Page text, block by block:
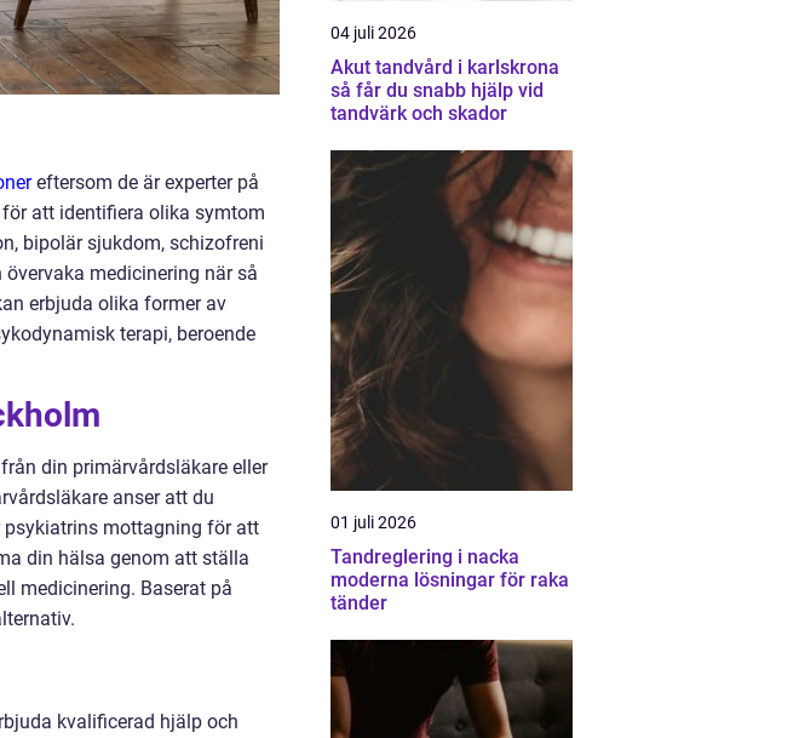
eftersom de är experter på
att identifiera olika symtom
bipolär sjukdom, schizofreni
medicinering när så
erbjuda olika former av
terapi, beroende
din primärvårdsläkare eller
anser att du
psykiatrins mottagning för att
din hälsa genom att ställa
medicinering. Baserat på
kvalificerad hjälp och
04 juli 2026
Akut tandvård i karlskrona
så får du snabb hjälp vid
tandvärk och skador
01 juli 2026
Tandreglering i nacka
moderna lösningar för raka
tänder